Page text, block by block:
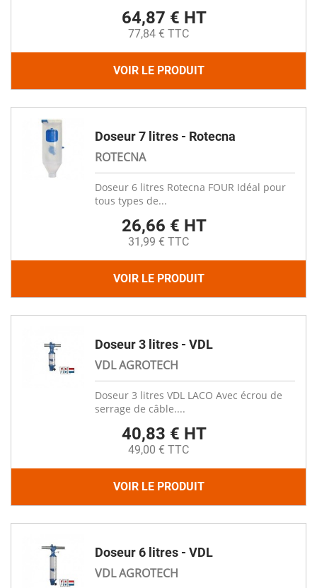
64,87 € HT
77,84 € TTC
VOIR LE PRODUIT
Doseur 7 litres - Rotecna
ROTECNA
Doseur 6 litres Rotecna FOUR Idéal pour
tous types de...
26,66 € HT
31,99 € TTC
VOIR LE PRODUIT
Doseur 3 litres - VDL
VDL AGROTECH
Doseur 3 litres VDL LACO Avec écrou de
serrage de câble....
40,83 € HT
49,00 € TTC
VOIR LE PRODUIT
Doseur 6 litres - VDL
VDL AGROTECH